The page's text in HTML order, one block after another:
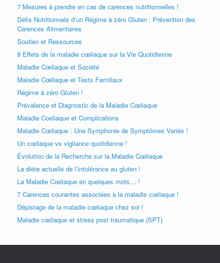
7 Mesures à prendre en cas de carences nutritionnelles !
Défis Nutritionnels d’un Régime à zéro Gluten : Prévention des
Carences Alimentaires
Soutien et Ressources
8 Effets de la maladie cœliaque sur la Vie Quotidienne
Maladie Cœliaque et Société
Maladie Cœliaque et Tests Familiaux
Régime à zéro Gluten !
Prévalence et Diagnostic de la Maladie Cœliaque
Maladie Coeliaque et Complications
Maladie Cœliaque : Une Symphonie de Symptômes Variés !
Un cœliaque vs vigilance quotidienne !
Évolution de la Recherche sur la Maladie Cœliaque
La diète actuelle de l’intolérance au gluten !
La Maladie Cœliaque en quelques mots… !
7 Carences courantes associées à la maladie cœliaque !
Dépistage de la maladie cœliaque chez soi !
Maladie cœliaque et stress post traumatique (SPT)